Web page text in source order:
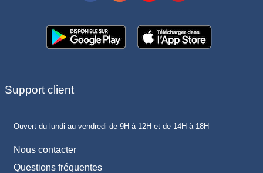
Support client
Ouvert du lundi au vendredi de 9H à 12H et de 14H à 18H
Nous contacter
Questions fréquentes